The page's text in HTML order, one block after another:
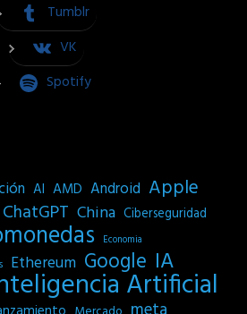
Tumblr
VK
Spotify
AI AMD Android Apple
ChatGPT China Ciberseguridad
Economia
Ethereum Google IA
Artificial